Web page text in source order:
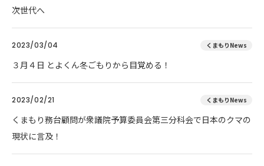
次世代へ
2023/03/04 くまもりNews
３月４日 とよくん冬ごもりから目覚める！
2023/02/21 くまもりNews
くまもり務台顧問が衆議院予算委員会第三分科会で日本のクマの
現状に言及！